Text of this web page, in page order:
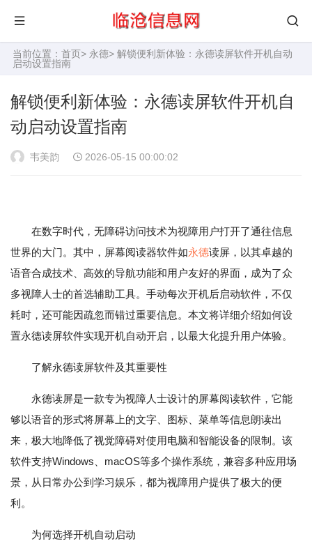
当前位置： 首页> 永德> 解锁便利新体验：永德读屏软件开机自动
启动设置指南
解锁便利新体验：永德读屏软件开机自
动启动设置指南
韦美韵 2026-05-15 00:00:02
在数字时代，无障碍访问技术为视障用户打开了通往信息
世界的大门。其中，屏幕阅读器软件如永德读屏，以其卓越的
语音合成技术、高效的导航功能和用户友好的界面，成为了众
多视障人士的首选辅助工具。手动每次开机后启动软件，不仅
耗时，还可能因疏忽而错过重要信息。本文将详细介绍如何设
置永德读屏软件实现开机自动开启，以最大化提升用户体验。
了解永德读屏软件及其重要性
永德读屏是一款专为视障人士设计的屏幕阅读软件，它能
够以语音的形式将屏幕上的文字、图标、菜单等信息朗读出
来，极大地降低了视觉障碍对使用电脑和智能设备的限制。该
软件支持Windows、macOS等多个操作系统，兼容多种应用场
景，从日常办公到学习娱乐，都为视障用户提供了极大的便
利。
为何选择开机自动启动